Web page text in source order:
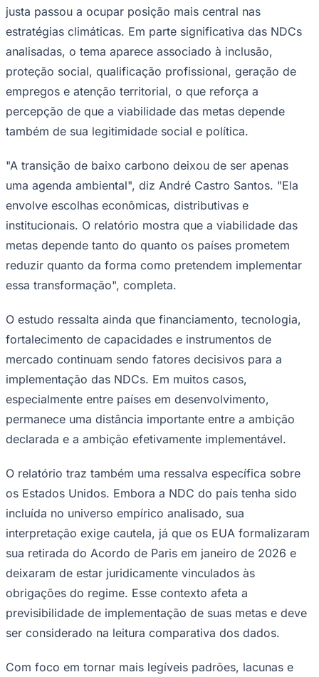
São Paulo
justa passou a ocupar posição mais central nas
estratégias climáticas. Em parte significativa das NDCs
analisadas, o tema aparece associado à inclusão,
proteção social, qualificação profissional, geração de
empregos e atenção territorial, o que reforça a
percepção de que a viabilidade das metas depende
também de sua legitimidade social e política.
"A transição de baixo carbono deixou de ser apenas
uma agenda ambiental", diz André Castro Santos. "Ela
envolve escolhas econômicas, distributivas e
institucionais. O relatório mostra que a viabilidade das
metas depende tanto do quanto os países prometem
reduzir quanto da forma como pretendem implementar
essa transformação", completa.
O estudo ressalta ainda que financiamento, tecnologia,
fortalecimento de capacidades e instrumentos de
mercado continuam sendo fatores decisivos para a
implementação das NDCs. Em muitos casos,
especialmente entre países em desenvolvimento,
permanece uma distância importante entre a ambição
declarada e a ambição efetivamente implementável.
O relatório traz também uma ressalva específica sobre
os Estados Unidos. Embora a NDC do país tenha sido
incluída no universo empírico analisado, sua
interpretação exige cautela, já que os EUA formalizaram
sua retirada do Acordo de Paris em janeiro de 2026 e
deixaram de estar juridicamente vinculados às
obrigações do regime. Esse contexto afeta a
previsibilidade de implementação de suas metas e deve
ser considerado na leitura comparativa dos dados.
Com foco em tornar mais legíveis padrões, lacunas e